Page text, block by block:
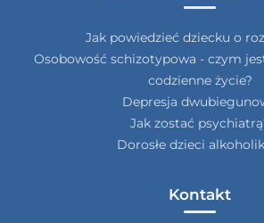
Jak powiedzieć dziecku o
Osobowość schizotypowa - czym
codzienne życie?
Depresja
Jak zostać
Dorosłe dzieci
Kontakt